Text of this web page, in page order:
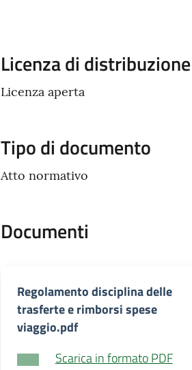
Descrizione
Licenza di distribuzione
Licenza aperta
Tipo di documento
Atto normativo
Documenti
Regolamento disciplina delle
trasferte e rimborsi spese
viaggio.pdf
Scarica in formato PDF